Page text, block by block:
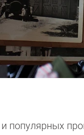
популярных